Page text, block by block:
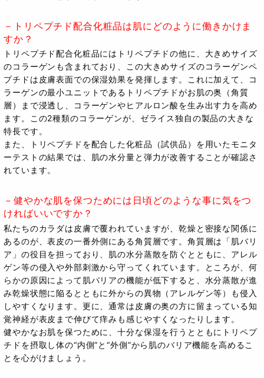
－トリペプチド配合化粧品は肌にどのように働きかけま
すか？
トリペプチド配合化粧品にはトリペプチドの他に、大きめサイズ
のコラーゲンも含まれており、この大きめサイズのコラーゲンペ
プチドは皮膚表面での保湿効果を発揮します。これに加えて、コ
ラーゲンの最小ユニットであるトリペプチドがお肌の奥（角質
層）まで浸透し、コラーゲンやヒアルロン酸を生み出す力を高め
ます。この2種類のコラーゲンが、ゼライス独自の製品の大きな
特長です。
また、トリペプチドを配合した化粧品（試供品）を用いたモニタ
ーテストの結果では、肌の水分量と弾力が改善することが確認さ
れています。
－健やかな肌を保つためには日頃どのような事に気をつ
ければいいですか？
私たちのカラダは皮膚で覆われていますが、乾燥と密接な関係に
あるのが、表皮の一番外側にある角質層です。角質層は「肌バリ
ア」の役目を担っており、肌の水分蒸散を防ぐとともに、アレル
ゲン等の侵入や外部刺激から守ってくれています。ところが、何
らかの原因によって肌バリアの機能が低下すると、水分蒸散が進
み乾燥状態に陥るとともに外からの異物（アレルゲン等）も侵入
しやすくなります。更に、通常は皮膚の奥の方に留まっている知
覚神経が表皮まで伸びて痒みも感じやすくなったりします。
健やかなお肌を保つために、十分な保湿を行うとともにトリペプ
チドを摂取し体の“内側”と“外側”から肌のバリア機能を高めるこ
とを心がけましょう。